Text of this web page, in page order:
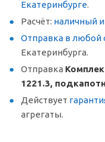
Екатеринбурге.
Расчёт: наличный
Отправка в любой
Екатеринбурга.
Отправка
1221.3,
Действует
агрегаты.